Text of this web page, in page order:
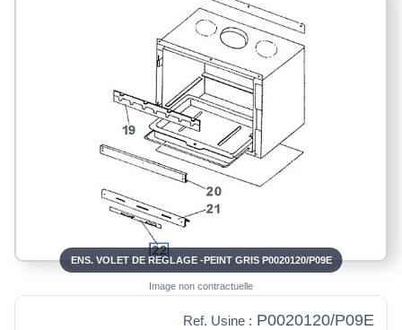
ENS. VOLET DE REGLAGE -PEINT GRIS P0020120/P09E
Image non contractuelle
Ref. Usine : P0020120/P09E